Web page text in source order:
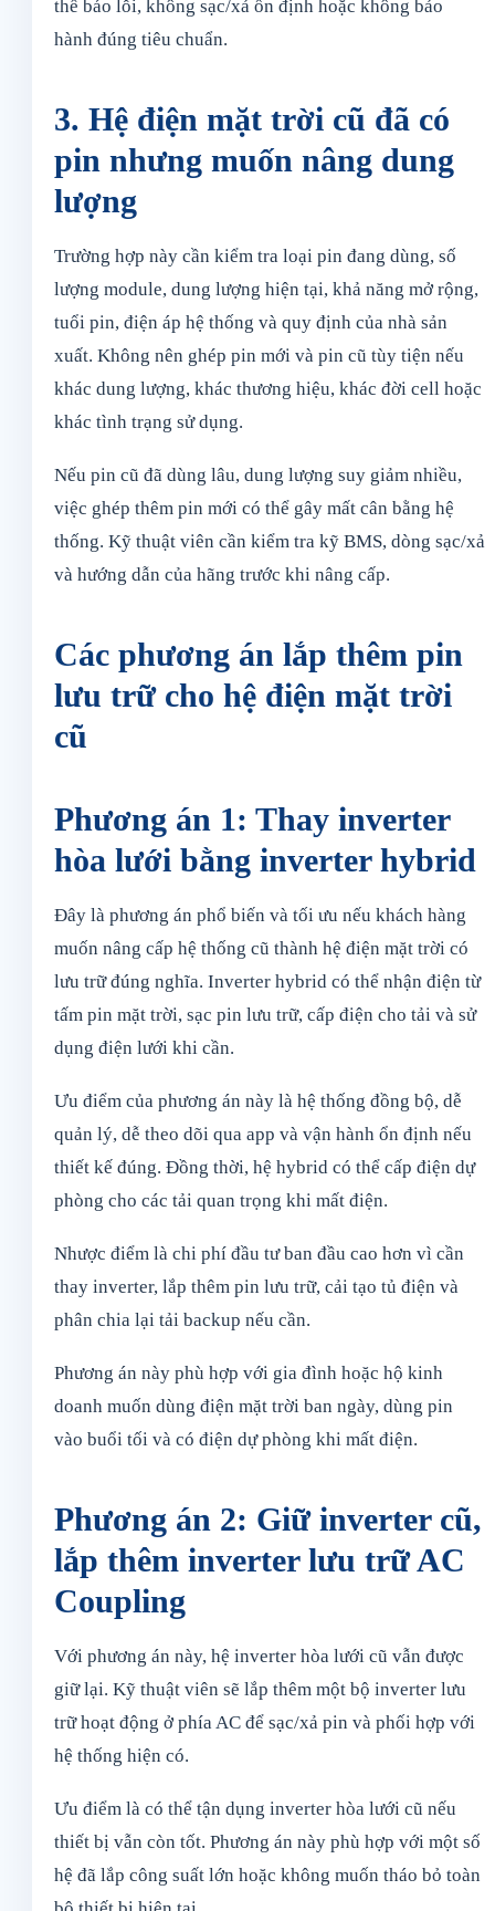
thể báo lỗi, không sạc/xả ổn định hoặc không bảo
hành đúng tiêu chuẩn.
3. Hệ điện mặt trời cũ đã có
pin nhưng muốn nâng dung
lượng
Trường hợp này cần kiểm tra loại pin đang dùng, số
lượng module, dung lượng hiện tại, khả năng mở rộng,
tuổi pin, điện áp hệ thống và quy định của nhà sản
xuất. Không nên ghép pin mới và pin cũ tùy tiện nếu
khác dung lượng, khác thương hiệu, khác đời cell hoặc
khác tình trạng sử dụng.
Nếu pin cũ đã dùng lâu, dung lượng suy giảm nhiều,
việc ghép thêm pin mới có thể gây mất cân bằng hệ
thống. Kỹ thuật viên cần kiểm tra kỹ BMS, dòng sạc/xả
và hướng dẫn của hãng trước khi nâng cấp.
Các phương án lắp thêm pin
lưu trữ cho hệ điện mặt trời
cũ
Phương án 1: Thay inverter
hòa lưới bằng inverter hybrid
Đây là phương án phổ biến và tối ưu nếu khách hàng
muốn nâng cấp hệ thống cũ thành hệ điện mặt trời có
lưu trữ đúng nghĩa. Inverter hybrid có thể nhận điện từ
tấm pin mặt trời, sạc pin lưu trữ, cấp điện cho tải và sử
dụng điện lưới khi cần.
Ưu điểm của phương án này là hệ thống đồng bộ, dễ
quản lý, dễ theo dõi qua app và vận hành ổn định nếu
thiết kế đúng. Đồng thời, hệ hybrid có thể cấp điện dự
phòng cho các tải quan trọng khi mất điện.
Nhược điểm là chi phí đầu tư ban đầu cao hơn vì cần
thay inverter, lắp thêm pin lưu trữ, cải tạo tủ điện và
phân chia lại tải backup nếu cần.
Phương án này phù hợp với gia đình hoặc hộ kinh
doanh muốn dùng điện mặt trời ban ngày, dùng pin
vào buổi tối và có điện dự phòng khi mất điện.
Phương án 2: Giữ inverter cũ,
lắp thêm inverter lưu trữ AC
Coupling
Với phương án này, hệ inverter hòa lưới cũ vẫn được
giữ lại. Kỹ thuật viên sẽ lắp thêm một bộ inverter lưu
trữ hoạt động ở phía AC để sạc/xả pin và phối hợp với
hệ thống hiện có.
Ưu điểm là có thể tận dụng inverter hòa lưới cũ nếu
thiết bị vẫn còn tốt. Phương án này phù hợp với một số
hệ đã lắp công suất lớn hoặc không muốn tháo bỏ toàn